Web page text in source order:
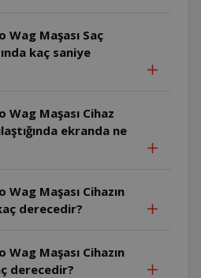
Wag Maşası Saç
kaç saniye
Wag Maşası Cihaz
ekranda ne
Maşası Cihazın
derecedir?
Maşası Cihazın
derecedir?